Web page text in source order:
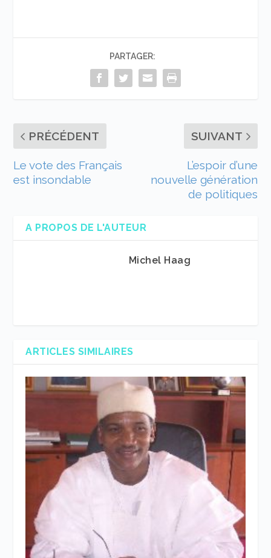
PARTAGER:
PRÉCÉDENT
Le vote des Français
est insondable
SUIVANT
L’espoir d’une
nouvelle génération
de politiques
A PROPOS DE L'AUTEUR
Michel Haag
ARTICLES SIMILAIRES